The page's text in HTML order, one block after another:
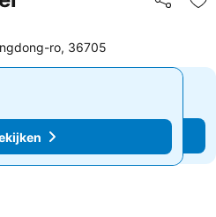
Delen
ro, 36705
bekijken